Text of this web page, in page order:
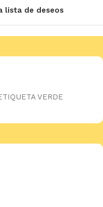
lista de deseos
VERDE